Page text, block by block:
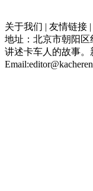
关于我们 | 友情链接
地址：北京市朝阳
讲述卡车人的故事。